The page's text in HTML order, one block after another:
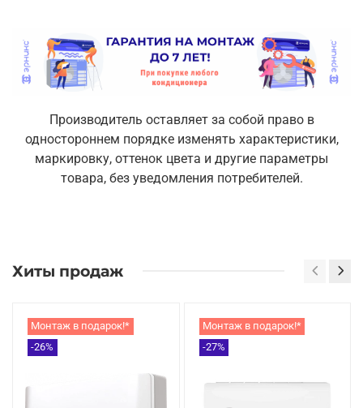
Производитель оставляет за собой право в
одностороннем порядке изменять характеристики,
маркировку, оттенок цвета и другие параметры
товара, без уведомления потребителей.
Хиты продаж
Монтаж в подарок!*
-26%
Монтаж в подарок!*
-27%